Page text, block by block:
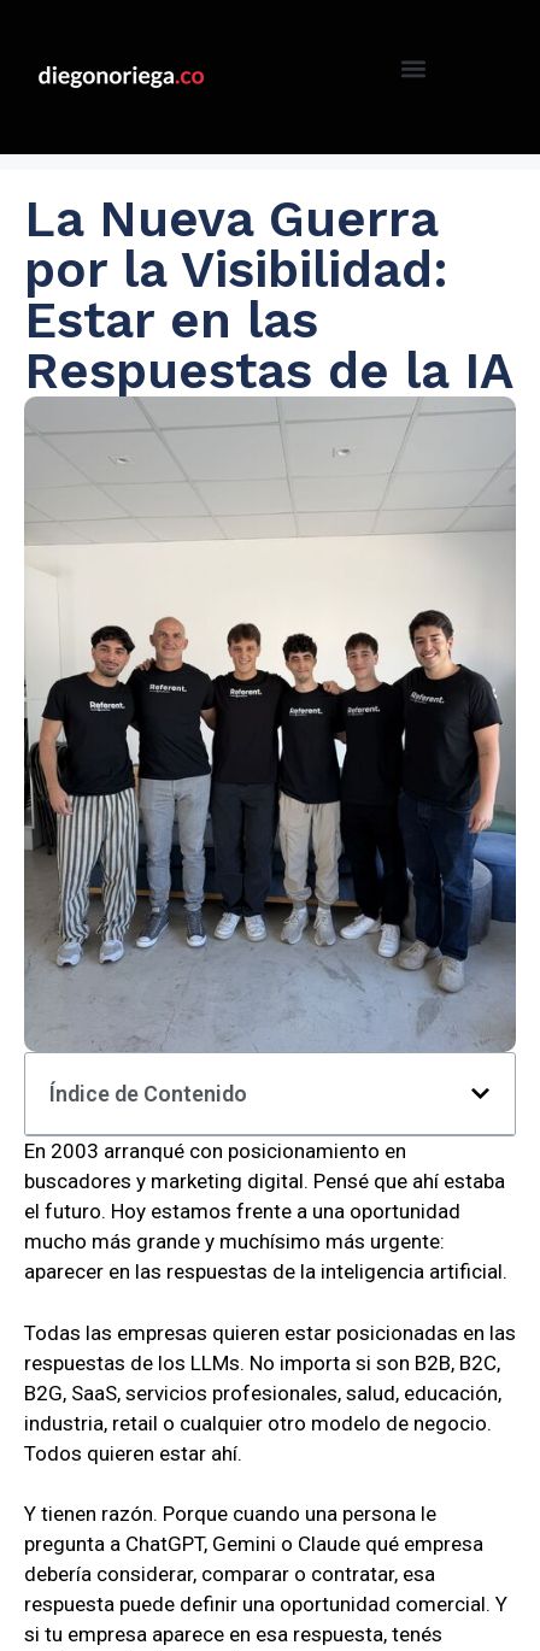
La Nueva Guerra
por la Visibilidad:
Estar en las
Respuestas de la IA
Índice de Contenido
En 2003 arranqué con posicionamiento en
buscadores y marketing digital. Pensé que ahí estaba
el futuro. Hoy estamos frente a una oportunidad
mucho más grande y muchísimo más urgente:
aparecer en las respuestas de la inteligencia artificial.
Todas las empresas quieren estar posicionadas en las
respuestas de los LLMs. No importa si son B2B, B2C,
B2G, SaaS, servicios profesionales, salud, educación,
industria, retail o cualquier otro modelo de negocio.
Todos quieren estar ahí.
Y tienen razón. Porque cuando una persona le
pregunta a ChatGPT, Gemini o Claude qué empresa
debería considerar, comparar o contratar, esa
respuesta puede definir una oportunidad comercial. Y
si tu empresa aparece en esa respuesta, tenés